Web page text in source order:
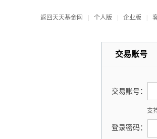
返回天天基金网 个人版 企业版
交易账号
交易账号：
支
登录密码：